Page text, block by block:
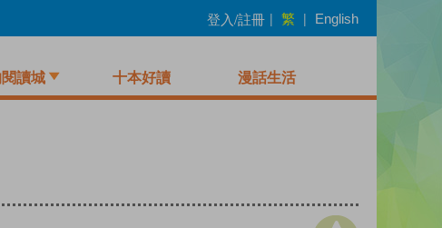
登入/註冊 | 繁 | English
讀城 十本好讀 漫話生活